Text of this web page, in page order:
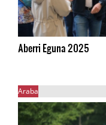
Aberri Eguna 2025
Araba